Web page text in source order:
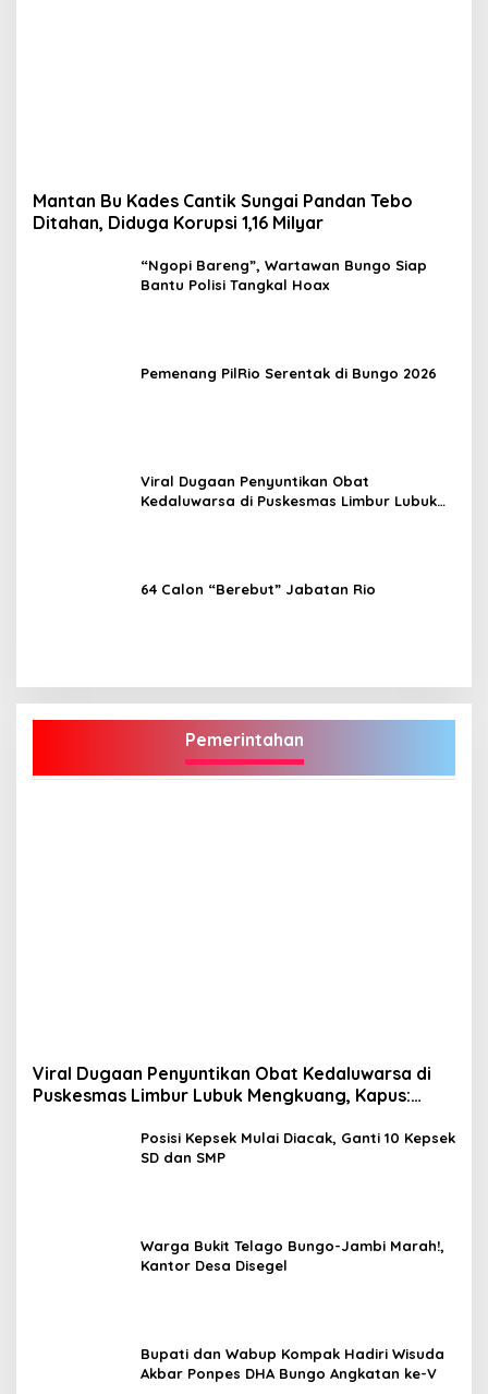
Mantan Bu Kades Cantik Sungai Pandan Tebo
Ditahan, Diduga Korupsi 1,16 Milyar
“Ngopi Bareng”, Wartawan Bungo Siap
Bantu Polisi Tangkal Hoax
Pemenang PilRio Serentak di Bungo 2026
Viral Dugaan Penyuntikan Obat
Kedaluwarsa di Puskesmas Limbur Lubuk
64 Calon “Berebut” Jabatan Rio
Pemerintahan
Viral Dugaan Penyuntikan Obat Kedaluwarsa di
Puskesmas Limbur Lubuk Mengkuang, Kapus:
Posisi Kepsek Mulai Diacak, Ganti 10 Kepsek
SD dan SMP
Warga Bukit Telago Bungo-Jambi Marah!,
Kantor Desa Disegel
Bupati dan Wabup Kompak Hadiri Wisuda
Akbar Ponpes DHA Bungo Angkatan ke-V